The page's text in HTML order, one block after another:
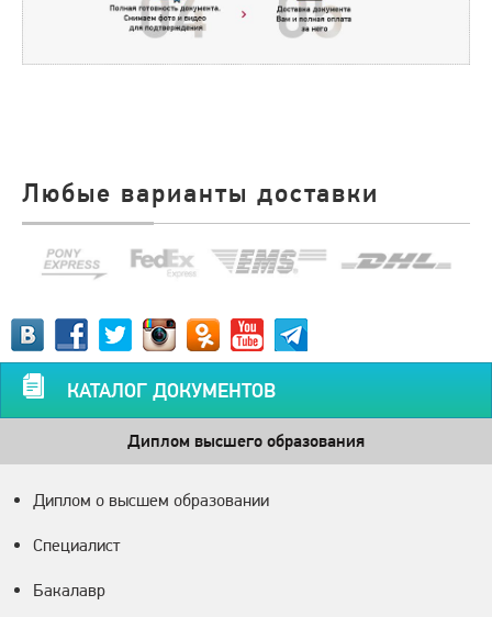
Любые варианты доставки
КАТАЛОГ ДОКУМЕНТОВ
Диплом высшего образования
Диплом о высшем образовании
Специалист
Бакалавр